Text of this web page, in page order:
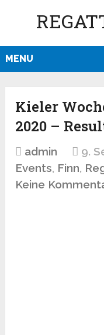
MENU
Kieler
2020 –
admin 9.
Events, Finn,
Keine